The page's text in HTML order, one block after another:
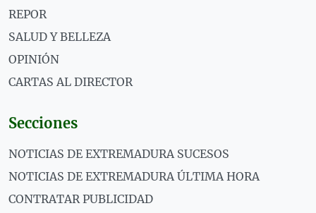
REPOR
SALUD Y BELLEZA
OPINIÓN
CARTAS AL DIRECTOR
Secciones
NOTICIAS DE EXTREMADURA SUCESOS
NOTICIAS DE EXTREMADURA ÚLTIMA HORA
CONTRATAR PUBLICIDAD